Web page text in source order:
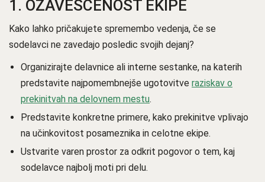
1. OZAVEŠČENOST EKIPE
Kako lahko pričakujete spremembo vedenja, če se
sodelavci ne zavedajo posledic svojih dejanj?
Organizirajte delavnice ali interne sestanke, na katerih
predstavite najpomembnejše ugotovitve raziskav o
prekinitvah na delovnem mestu.
Predstavite konkretne primere, kako prekinitve vplivajo
na učinkovitost posameznika in celotne ekipe.
Ustvarite varen prostor za odkrit pogovor o tem, kaj
sodelavce najbolj moti pri delu.